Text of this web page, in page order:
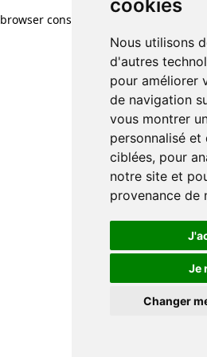
cookies
Nous utilisons
d'autres
pour améliorer
de navigation
vous montrer
personnalisé
ciblées, pour
notre site et
provenance de
Je
Changer
browser console for more information)